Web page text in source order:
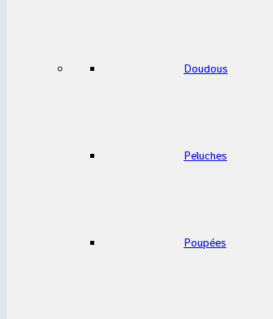
Doudous
Peluches
Poupées